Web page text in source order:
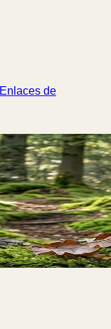
Enlaces de